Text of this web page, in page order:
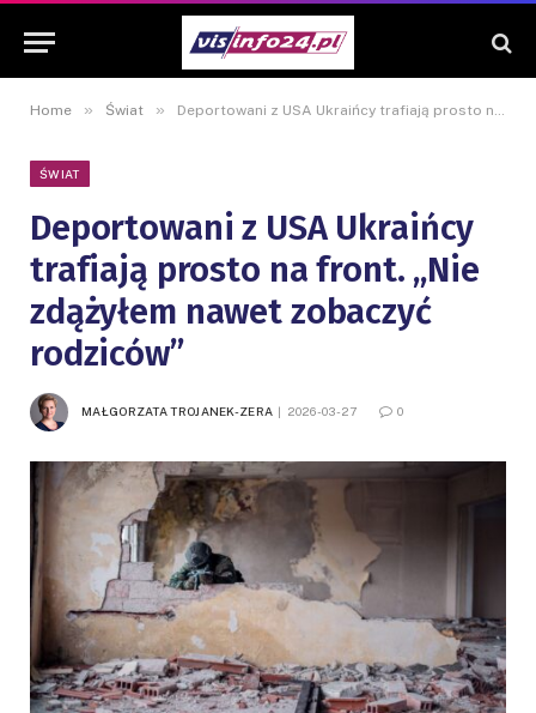
Home » Świat » Deportowani z USA Ukraińcy trafiają prosto na front. „Nie zdążyłem nawet zobaczyć rodziców”
ŚWIAT
Deportowani z USA Ukraińcy
trafiają prosto na front. „Nie
zdążyłem nawet zobaczyć
rodziców”
MAŁGORZATA TROJANEK-ZERA 2026-03-27 0